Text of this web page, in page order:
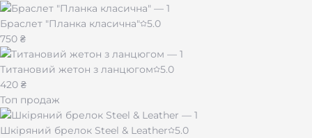
Браслет "Планка класична"
5.0
750 ₴
Титановий жетон з ланцюгом
5.0
420 ₴
Топ продаж
Шкіряний брелок Steel & Leather
5.0